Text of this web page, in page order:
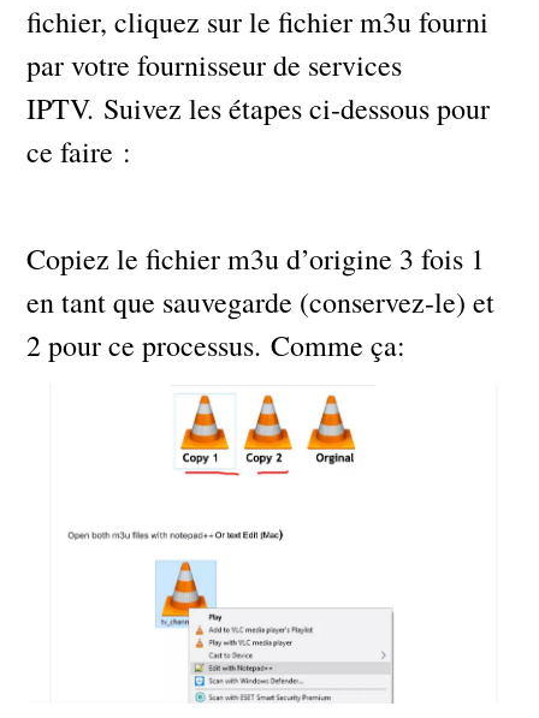
fichier, cliquez sur le fichier m3u fourni
par votre fournisseur de services
IPTV. Suivez les étapes ci-dessous pour
ce faire :
Copiez le fichier m3u d’origine 3 fois 1
en tant que sauvegarde (conservez-le) et
2 pour ce processus. Comme ça: